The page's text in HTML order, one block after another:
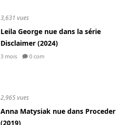
3,631 vues
Leila George nue dans la série
Disclaimer (2024)
3 mois 0 com
2,965 vues
Anna Matysiak nue dans Proceder
(2019)